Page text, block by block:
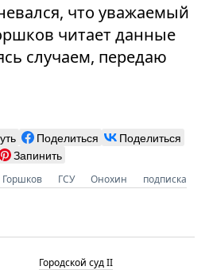
что уважаемый
читает данные
случаем, передаю
Поделиться
Поделиться
Запинить
Горшков ГСУ Онохин подписка
Городской суд II